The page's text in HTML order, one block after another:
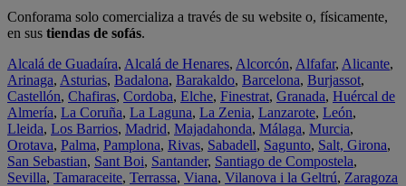
Conforama solo comercializa a través de su website o, físicamente,
en sus tiendas de sofás.
Alcalá de Guadaíra, Alcalá de Henares, Alcorcón, Alfafar, Alicante,
Arinaga, Asturias, Badalona, Barakaldo, Barcelona, Burjassot,
Castellón, Chafiras, Cordoba, Elche, Finestrat, Granada, Huércal de
Almería, La Coruña, La Laguna, La Zenia, Lanzarote, León,
Lleida, Los Barrios, Madrid, Majadahonda, Málaga, Murcia,
Orotava, Palma, Pamplona, Rivas, Sabadell, Sagunto, Salt, Girona,
San Sebastian, Sant Boi, Santander, Santiago de Compostela,
Sevilla, Tamaraceite, Terrassa, Viana, Vilanova i la Geltrú, Zaragoza